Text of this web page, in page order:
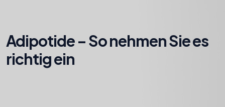
Adipotide – So nehmen Sie es
richtig ein